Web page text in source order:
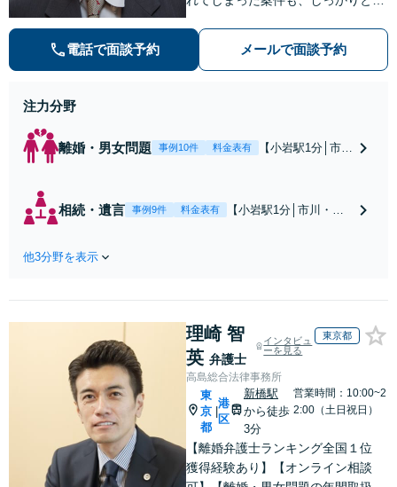
【解決実績約1000件】豊富な離婚調
停・裁判実績あり【不動産業界出
電話で面談予約 メールで面談予約
注力分野
離婚・男女問題 事例10件 料金表有
【小岩駅1分│市
回避、裁判提起前
の和解、子の認知
離婚に関するお悩
みは、お気軽にご
相談ください【メ
ディア出演】【早
朝・夜間対応可】
相続・遺言 事例9件 料金表有
【小岩駅1分│市川・船
【江戸川区内出張サー
しい地域の皆さまも、
気兼ねなくお問い合わ
せください【メディア
出演】【早朝・夜間・
休日対応可】
他3分野を表示
理崎 智
英 弁護士
インタビュ
ーを見る
東京都
高島総合法律事務所
東
京
都
港
区
新橋駅
から徒歩
3分
営業時間：10:00~2
2:00（土日祝日）
【離婚弁護士ランキング全国１位
獲得経験あり】【オンライン相談